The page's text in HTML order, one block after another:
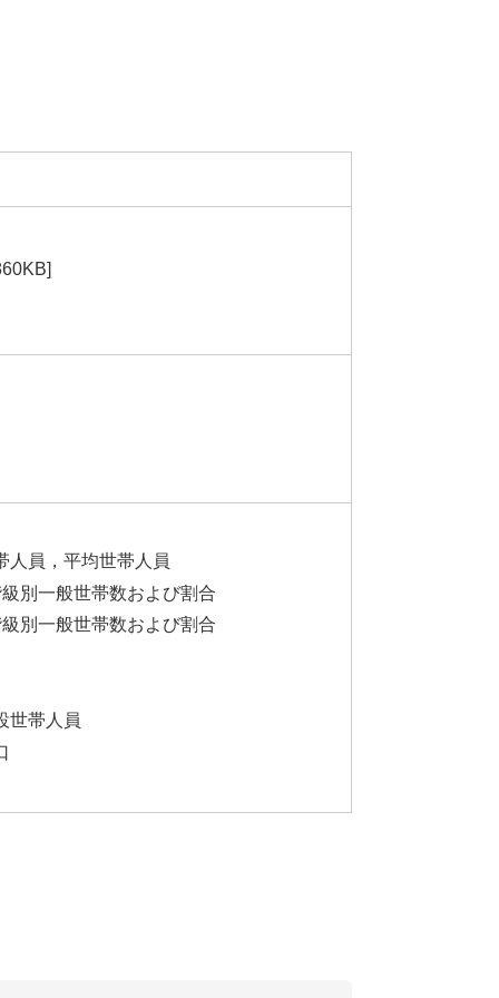
人員，平均世帯人員
別一般世帯数および割合
別一般世帯数および割合
世帯人員